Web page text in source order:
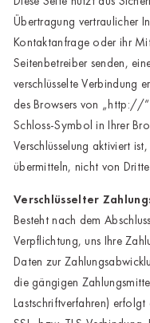
Bitte wählen
Keine Auswahl
Ahrweiler
Baden-Baden
Berlin-Friedrichshagen
Berlin-Lichterfelde
Bregenz
Übertragung vertraulicher
Kontaktanfrage oder ihr
Seitenbetreiber senden,
verschlüsselte Verbindung
des Browsers von „http://
Schloss-Symbol in Ihrer
Verschlüsselung aktiviert
übermitteln, nicht von
Verschlüsselter
Besteht nach dem
Verpflichtung, uns Ihre
Daten zur
die gängigen
Lastschriftverfahren)